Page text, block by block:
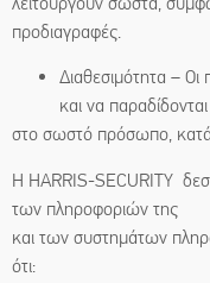
προδιαγραφές.
Διαθεσιμότητα – Οι
και να παραδίδονται
στο σωστό πρόσωπο, κατά
Η HARRIS-SECURITY
των πληροφοριών της
και των συστημάτων
ότι: